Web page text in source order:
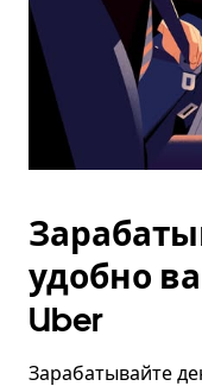
удобно
Uber
Зарабатывайте